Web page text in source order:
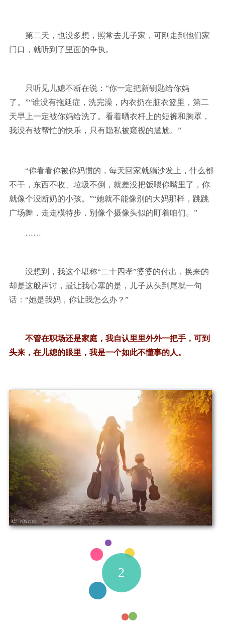
第二天，也没多想，照常去儿子家，可刚走到他们家
门口，就听到了里面的争执。
只听见儿媳不断在说： “你一定把新钥匙给你妈
了。”“谁没有拖延症，洗完澡，内衣扔在脏衣篮里，第二
天早上一定被你妈给洗了。看着晒衣杆上的短裤和胸罩，
我没有被帮忙的快乐，只有隐私被窥视的尴尬。”
“你看看你被你妈惯的，每天回家就躺沙发上，什么都
不干，东西不收、垃圾不倒，就差没把饭喂你嘴里了，你
就像个没断奶的小孩。”“她就不能像别的大妈那样，跳跳
广场舞，走走模特步，别像个摄像头似的盯着咱们。”
……
没想到，我这个堪称“二十四孝”婆婆的付出，换来的
却是这般声讨，最让我心塞的是，儿子从头到尾就一句
话：“她是我妈，你让我怎么办？”
不管在职场还是家庭，我自认里里外外一把手，可到
头来，在儿媳的眼里，我是一个如此不懂事的人。
2